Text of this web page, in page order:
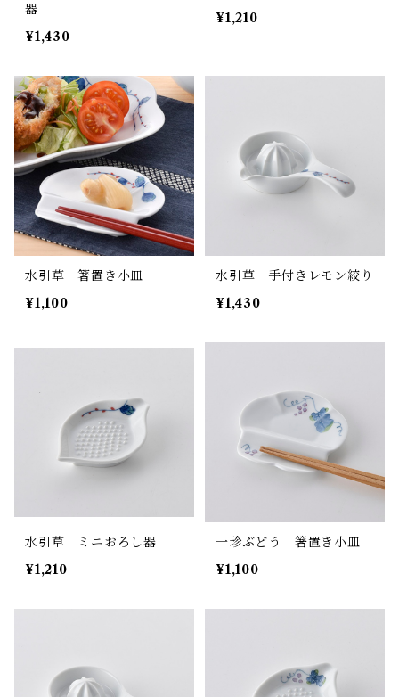
器
¥1,430
¥1,210
水引草 箸置き小皿
¥1,100
水引草 手付きレモン絞り
¥1,430
水引草 ミニおろし器
¥1,210
一珍ぶどう 箸置き小皿
¥1,100